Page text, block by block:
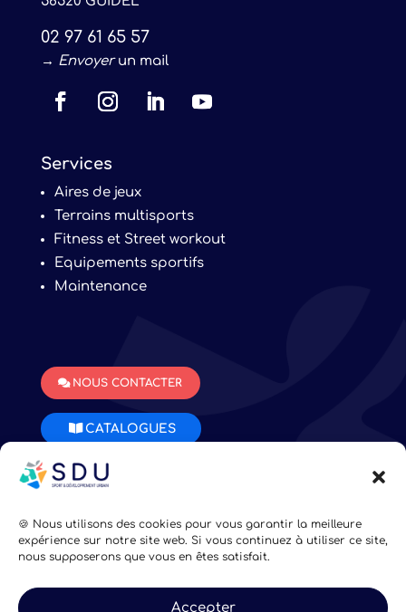
🍪 Nous utilisons des cookies pour vous garantir la meilleure
expérience sur notre site web. Si vous continuez à utiliser ce site,
nous supposerons que vous en êtes satisfait.
Accepter
02 97 61 65 57
→ Envoyerun mail
Services
Aires de jeux
Terrains multisports
Fitness et Street workout
Equipements sportifs
Maintenance
NOUS CONTACTER
CATALOGUES
Mentions légales Confidentialité Plan du site CGV
Fait avec ♡ en Bretagne parBreizh tandem